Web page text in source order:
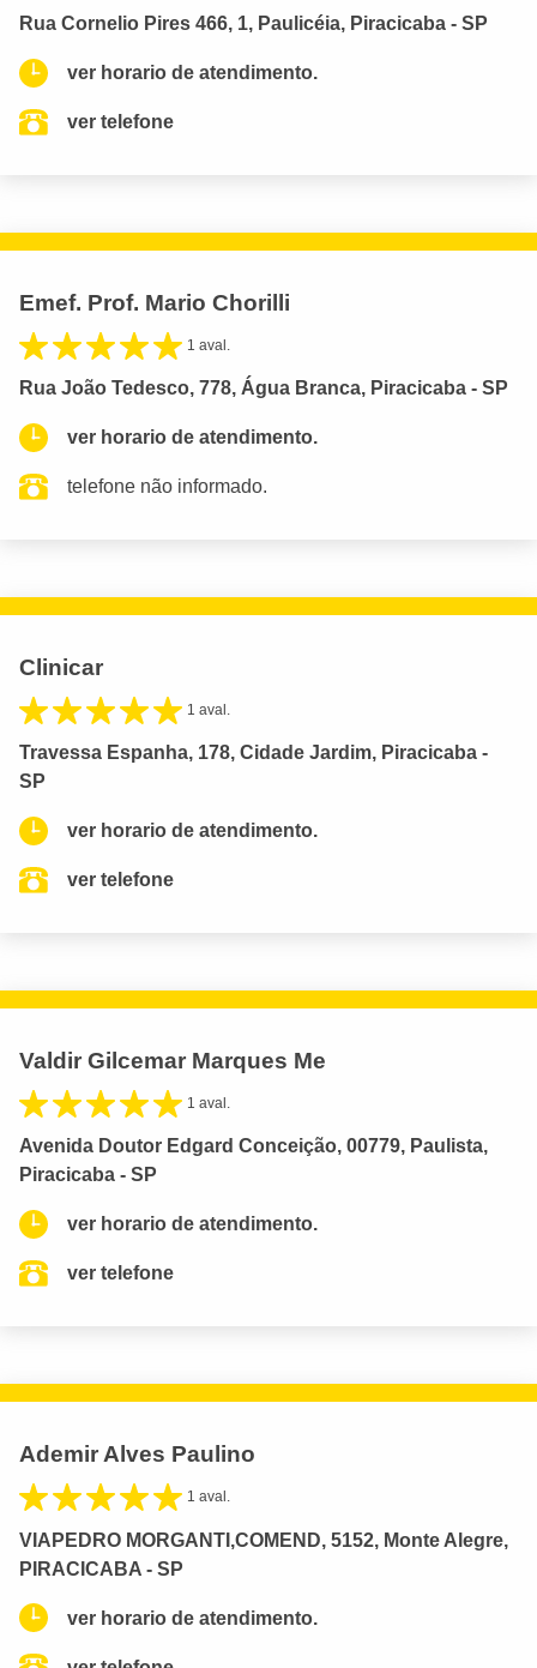
Rua Cornelio Pires 466, 1, Paulicéia, Piracicaba - SP
ver horario de atendimento.
ver telefone
Emef. Prof. Mario Chorilli
1 aval.
Rua João Tedesco, 778, Água Branca, Piracicaba - SP
ver horario de atendimento.
telefone não informado.
Clinicar
1 aval.
Travessa Espanha, 178, Cidade Jardim, Piracicaba -
SP
ver horario de atendimento.
ver telefone
Valdir Gilcemar Marques Me
1 aval.
Avenida Doutor Edgard Conceição, 00779, Paulista,
Piracicaba - SP
ver horario de atendimento.
ver telefone
Ademir Alves Paulino
1 aval.
VIAPEDRO MORGANTI,COMEND, 5152, Monte Alegre,
PIRACICABA - SP
ver horario de atendimento.